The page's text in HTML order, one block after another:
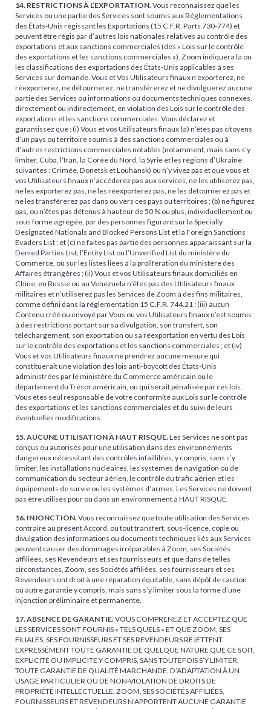
14. RESTRICTIONS À L’EXPORTATION.Vous reconnaissez que les
Services ou une partie des Services sont soumis aux Réglementations
des États-Unis régissant les Exportations (15 C.F.R. Parts 730-774) et
peuvent être régis par d’autres lois nationales relatives au contrôle des
exportations et aux sanctions commerciales (des « Lois sur le contrôle
des exportations et les sanctions commerciales »). Zoom indiquera la ou
les classifications des exportations des États-Unis applicables à ses
Services sur demande. Vous et Vos Utilisateurs finaux n’exporterez, ne
réexporterez, ne détournerez, ne transférerez et ne divulguerez aucune
partie des Services ou informations ou documents techniques connexes,
directement ou indirectement, en violation des Lois sur le contrôle des
exportations et les sanctions commerciales. Vous déclarez et
garantissez que : (i) Vous et vos Utilisateurs finaux (a) n’êtes pas citoyens
d’un pays ou territoire soumis à des sanctions commerciales ou à
d’autres restrictions commerciales notables (notamment, mais sans s’y
limiter, Cuba, l’Iran, la Corée du Nord, la Syrie et les régions d’Ukraine
suivantes : Crimée, Donetsk et Louhansk) ou n’y vivez pas et que vous et
vos Utilisateurs finaux n’accéderez pas aux services, ne les utiliserez pas,
ne les exporterez pas, ne les réexporterez pas, ne les détournerez pas et
ne les transférerez pas dans ou vers ces pays ou territoires ; (b) ne figurez
pas, ou n’êtes pas détenus à hauteur de 50 % ou plus, individuellement ou
sous forme agrégée, par des personnes figurant sur la Specially
Designated Nationals and Blocked Persons List et la Foreign Sanctions
Evaders List ; et (c) ne faites pas partie des personnes apparaissant sur la
Denied Parties List, l’Entity List ou l’Unverified List du ministère du
Commerce, ou sur les listes liées à la prolifération du ministère des
Affaires étrangères ; (ii) Vous et vos Utilisateurs finaux domiciliés en
Chine, en Russie ou au Venezuela n’êtes pas des Utilisateurs finaux
militaires et n’utiliserez pas les Services de Zoom à des fins militaires,
comme défini dans la réglementation 15 C.F.R. 744.21 ; (iii) aucun
Contenu créé ou envoyé par Vous ou vos Utilisateurs finaux n’est soumis
à des restrictions portant sur sa divulgation, son transfert, son
téléchargement, son exportation ou sa réexportation en vertu des Lois
sur le contrôle des exportations et les sanctions commerciales ; et (iv)
Vous et vos Utilisateurs finaux ne prendrez aucune mesure qui
constituerait une violation des lois anti-boycott des États-Unis
administrées par le ministère du Commerce américain ou le
département du Trésor américain, ou qui serait pénalisée par ces lois.
Vous êtes seul responsable de votre conformité aux Lois sur le contrôle
des exportations et les sanctions commerciales et du suivi de leurs
éventuelles modifications.
15. AUCUNE UTILISATION À HAUT RISQUE. Les Services ne sont pas
conçus ou autorisés pour une utilisation dans des environnements
dangereux nécessitant des contrôles infaillibles, y compris, sans s’y
limiter, les installations nucléaires, les systèmes de navigation ou de
communication du secteur aérien, le contrôle du trafic aérien et les
équipements de survie ou les systèmes d’armes. Les Services ne doivent
pas être utilisés pour ou dans un environnement à HAUT RISQUE.
16. INJONCTION. Vous reconnaissez que toute utilisation des Services
contraire au présent Accord, ou tout transfert, sous-licence, copie ou
divulgation des informations ou documents techniques liés aux Services
peuvent causer des dommages irréparables à Zoom, ses Sociétés
affiliées, ses Revendeurs et ses fournisseurs et que dans de telles
circonstances, Zoom, ses Sociétés affiliées, ses fournisseurs et ses
Revendeurs ont droit à une réparation équitable, sans dépôt de caution
ou autre garantie y compris, mais sans s’y limiter sous la forme d’une
injonction préliminaire et permanente.
17. ABSENCE DE GARANTIE.VOUS COMPRENEZ ET ACCEPTEZ QUE
LES SERVICES SONT FOURNIS « TELS QUELS » ET QUE ZOOM, SES
FILIALES, SES FOURNISSEURS ET SES REVENDEURS REJETTENT
EXPRESSÉMENT TOUTE GARANTIE DE QUELQUE NATURE QUE CE SOIT,
EXPLICITE OU IMPLICITE Y COMPRIS, SANS TOUTEFOIS S’Y LIMITER,
TOUTE GARANTIE DE QUALITÉ MARCHANDE, D’ADAPTATION À UN
USAGE PARTICULIER OU DE NON-VIOLATION DE DROITS DE
PROPRIÉTÉ INTELLECTUELLE. ZOOM, SES SOCIÉTÉS AFFILIÉES,
FOURNISSEURS ET REVENDEURS N’APPORTENT AUCUNE GARANTIE